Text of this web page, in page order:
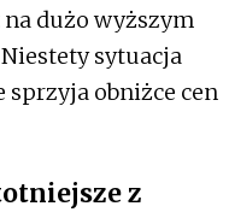
dużo wyższym
sytuacja
sprzyja obniżce cen
z